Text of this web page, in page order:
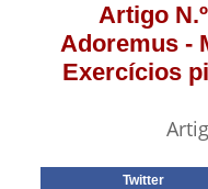
Artigo
Adoremus -
Exercícios
Twitter